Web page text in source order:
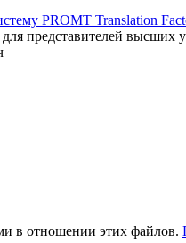
PROMT Translation
представителей высших
в отношении этих файлов.